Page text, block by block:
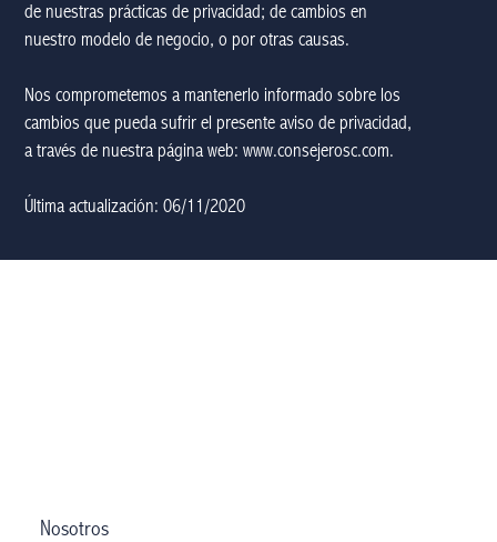
de nuestras prácticas de privacidad; de cambios en
nuestro modelo de negocio, o por otras causas.
Nos comprometemos a mantenerlo informado sobre los
cambios que pueda sufrir el presente aviso de privacidad,
a través de nuestra página web:www.consejerosc.com.
Última actualización: 06/11/2020
Nosotros